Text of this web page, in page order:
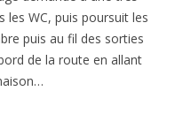
les WC, puis poursuit les
puis au fil des sorties
de la route en allant